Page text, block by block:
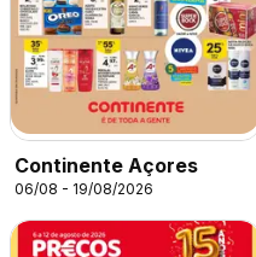
Continente Açores
06/08 - 19/08/2026